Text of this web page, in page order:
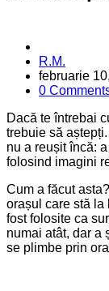
Posted
by
R.M.
februarie
0
Dacă te întrebai
trebuie să
nu a reușit încă:
folosind imagini
Cum a făcut
orașul care stă la
fost folosite ca
numai atât, dar a
se plimbe prin